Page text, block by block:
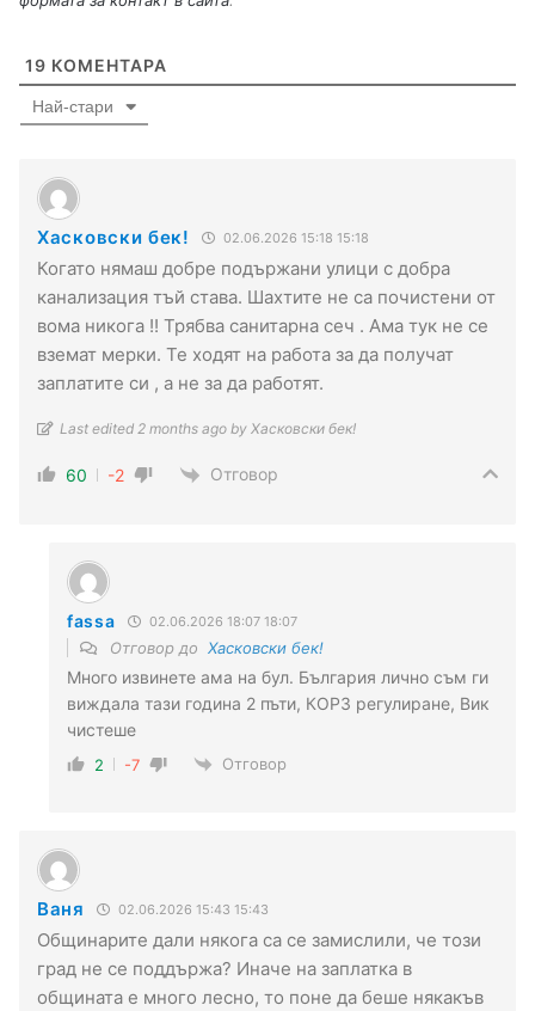
19 КОМЕНТАРА
Най-стари
Хасковски бек! 02.06.2026 15:18 15:18
Когато нямаш добре подържани улици с добра
канализация тъй става. Шахтите не са почистени от
вома никога !! Трябва санитарна сеч . Ама тук не се
вземат мерки. Те ходят на работа за да получат
заплатите си , а не за да работят.
Last edited 2 months ago by Хасковски бек!
60 -2 Отговор
fassa 02.06.2026 18:07 18:07
Отговор до Хасковски бек!
Много извинете ама на бул. България лично съм ги
виждала тази година 2 пъти, КОРЗ регулиране, Вик
чистеше
2 -7 Отговор
Ваня 02.06.2026 15:43 15:43
Общинарите дали някога са се замислили, че този
град не се поддържа? Иначе на заплатка в
общината е много лесно, то поне да беше някакъв